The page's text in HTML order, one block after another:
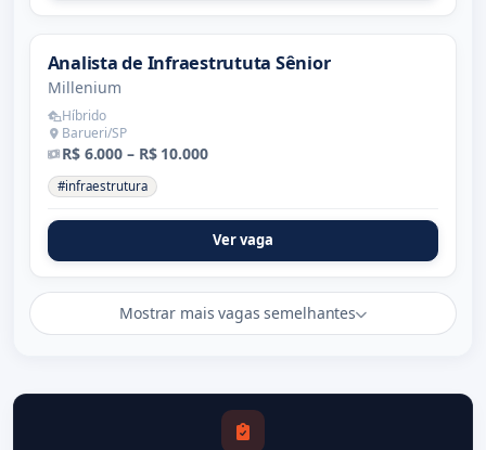
Analista de Infraestrututa Sênior
Millenium
Híbrido
Barueri/SP
R$ 6.000 – R$ 10.000
#infraestrutura
Ver vaga
Mostrar mais vagas semelhantes